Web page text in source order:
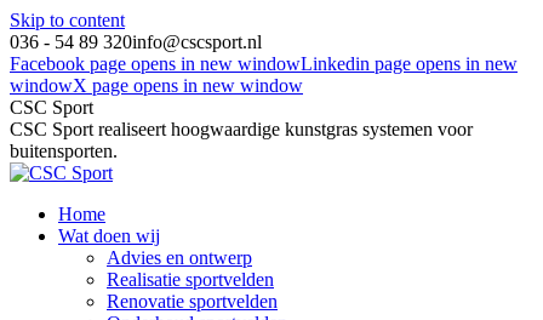
Skip to content
036 - 54 89 320info@cscsport.nl
Facebook page opens in new windowLinkedin page opens in new
windowX page opens in new window
CSC Sport
CSC Sport realiseert hoogwaardige kunstgras systemen voor
buitensporten.
Home
Wat doen wij
Advies en ontwerp
Realisatie sportvelden
Renovatie sportvelden